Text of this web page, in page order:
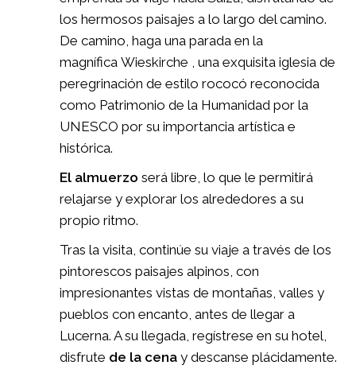
los hermosos paisajes a lo largo del camino.
De camino, haga una parada en la
magnífica Wieskirche , una exquisita iglesia de
peregrinación de estilo rococó reconocida
como Patrimonio de la Humanidad por la
UNESCO por su importancia artística e
histórica.
El almuerzo será libre, lo que le permitirá
relajarse y explorar los alrededores a su
propio ritmo.
Tras la visita, continúe su viaje a través de los
pintorescos paisajes alpinos, con
impresionantes vistas de montañas, valles y
pueblos con encanto, antes de llegar a
Lucerna. A su llegada, regístrese en su hotel,
disfrute de la cena y descanse plácidamente.